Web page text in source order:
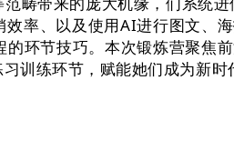
率、以及使用AI进行图文
环节技巧。本次锻炼营聚焦
训练环节，赋能她们成为新时